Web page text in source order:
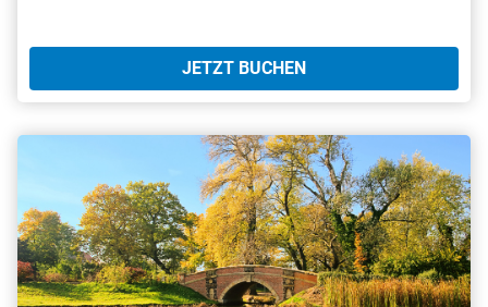
JETZT BUCHEN